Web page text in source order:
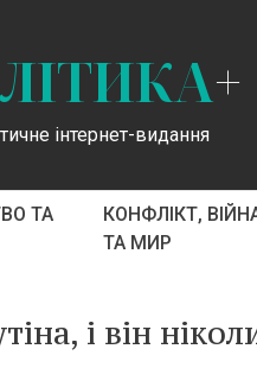
+
інтернет-видання
ТА
КОНФЛІКТ,
ТА МИР
і він